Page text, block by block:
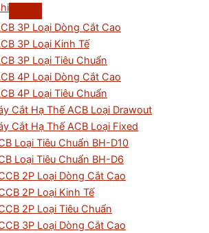
3P Loại Dòng Cắt Cao
3P Loại Kinh Tế
3P Loại Tiêu Chuẩn
4P Loại Dòng Cắt Cao
4P Loại Tiêu Chuẩn
Cắt Hạ Thế ACB Loại Drawout
Cắt Hạ Thế ACB Loại Fixed
Loại Tiêu Chuẩn BH-D10
Loại Tiêu Chuẩn BH-D6
2P Loại Dòng Cắt Cao
2P Loại Kinh Tế
2P Loại Tiêu Chuẩn
3P Loại Dòng Cắt Cao